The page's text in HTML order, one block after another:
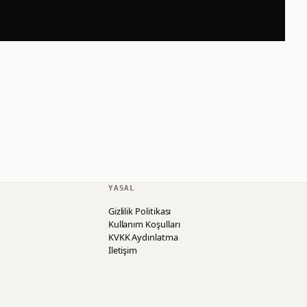
YASAL
Gizlilik Politikası
Kullanım Koşulları
KVKK Aydınlatma
İletişim